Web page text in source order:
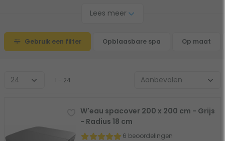
vind je altijd een model dat past bij jouw spa en achtertuin.
hoogwaardige afwerking en duurzame materiaal.
Lees meer
Gebruik een filter Opblaasbare spa Op maat
1 - 24
W'eau spacover 200 x 200 cm - Grijs
- Radius 18 cm
6 beoordelingen